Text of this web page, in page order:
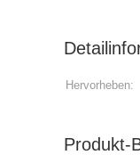
Hervorheben:
Produkt-